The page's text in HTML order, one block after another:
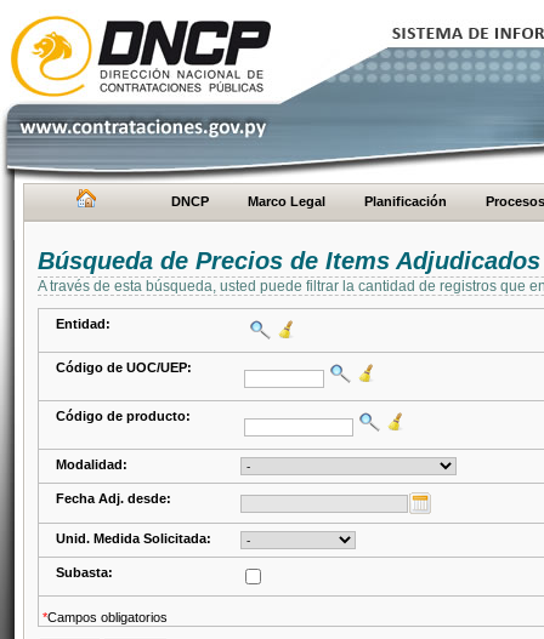
DNCP Marco Legal Planificación Procesos
Búsqueda de Precios de Items Adjudicados
A través de esta búsqueda, usted puede filtrar la cantidad de registros que
Entidad:
Código de UOC/UEP:
Código de producto:
Modalidad:
Fecha Adj. desde:
Unid. Medida Solicitada:
Subasta:
*Campos obligatorios